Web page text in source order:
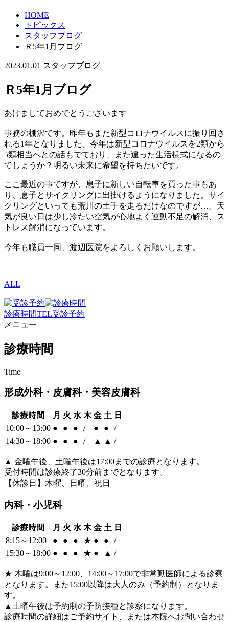
HOME
トピックス
スタッフブログ
Ｒ5年1月ブログ
2023.01.01 スタッフブログ
Ｒ5年1月ブログ
あけましておめでとうございます
事務の棚沢です。昨年もまた新型コロナウイルスに振り回さ
れる1年となりました。今年は新型コロナウイルスを2類から
5類相当へとの話もでており、また違った生活様式になるの
でしょうか？明るい未来に希望を持ちたいです。
ここ最近の事ですが、息子に新しい自転車を買った事もあ
り、息子とサイクリングに出掛けるようになりました。サイ
クリングといっても荒川の土手を走るだけなのですが…。天
気が良い日は少し冷たい空気が心地よく運動不足の解消、ス
トレス解消になっています。
今年も職員一同、渡辺医院をよろしくお願いします。
ALL
診療時間TEL受診予約
メニュー
診療時間
Time
形成外科・皮膚科・美容皮膚科
診療時間 月 火 水 木 金 土 日
10:00～13:00 ● ● ● / ● ●
/
14:30～18:00 ● ● ● / ▲ ▲ /
▲ 金曜午後、土曜午後は17:00までの診療となります。
受付時間は診療終了30分前までとなります。
【休診日】木曜、日曜、祝日
内科・小児科
診療時間 月 火 水 木 金 土 日
8:15～12:00
● ● ● ★ ● ●
/
15:30～18:00 ● ● ● ★ ● ▲ /
★ 木曜は9:00～12:00、14:00～17:00で非常勤医師による診察
となります。また15:00以降は大人のみ（予約制）となりま
す。
▲ 土曜午後は予約制の予防接種と診察になります。
診療時間の詳細はご予約サイト、または本院へお問い合わせ